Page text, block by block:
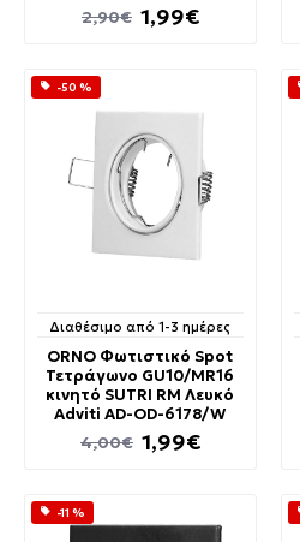
1,99€
2,90€
-50 %
Διαθέσιμο από 1-3 ημέρες
ORNO Φωτιστικό Spot
Τετράγωνο GU10/MR16
κινητό SUTRI RM Λευκό
Adviti AD-OD-6178/W
1,99€
4,00€
-11 %